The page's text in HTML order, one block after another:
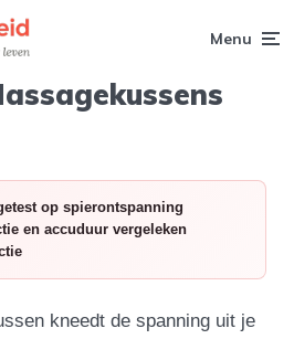
Menu
op spierontspanning
en accuduur vergeleken
kneedt de spanning uit je